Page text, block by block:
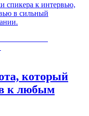
спикера к интервью,
в сильный
который
к любым